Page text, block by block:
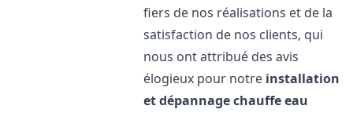
fiers de nos réalisations et de la
satisfaction de nos clients, qui
nous ont attribué des avis
élogieux pour notre installation
et dépannage chauffe eau